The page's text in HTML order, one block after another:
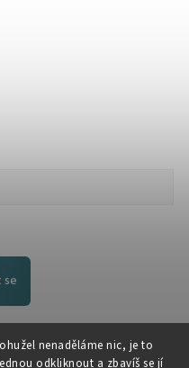
nenaděláme nic, je to
odkliknout a zbavíš se jí
se